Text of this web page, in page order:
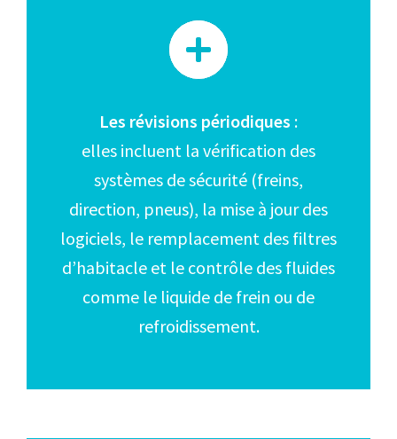
Les révisions périodiques :
elles incluent la vérification des
systèmes de sécurité (freins,
direction, pneus), la mise à jour des
logiciels, le remplacement des filtres
d’habitacle et le contrôle des fluides
comme le liquide de frein ou de
refroidissement.